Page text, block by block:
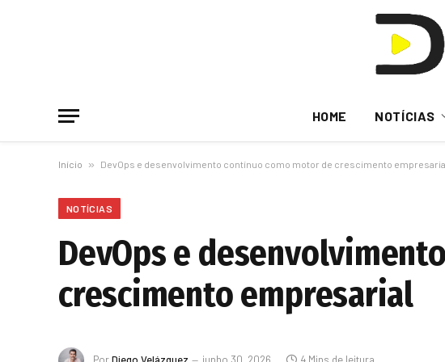
HOME NOTÍCIAS
Início » DevOps e desenvolvimento contínuo como motor de crescimento
NOTÍCIAS
DevOps e
crescimento empresarial
PorDiego Velázquez junho 30, 2026 4 Mins de leitura